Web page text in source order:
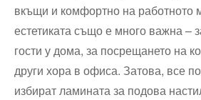
вкъщи и комфортно на работното
естетиката също е много важна –
гости у дома, за посрещането на
други хора в офиса. Затова, все
избират ламината за подова